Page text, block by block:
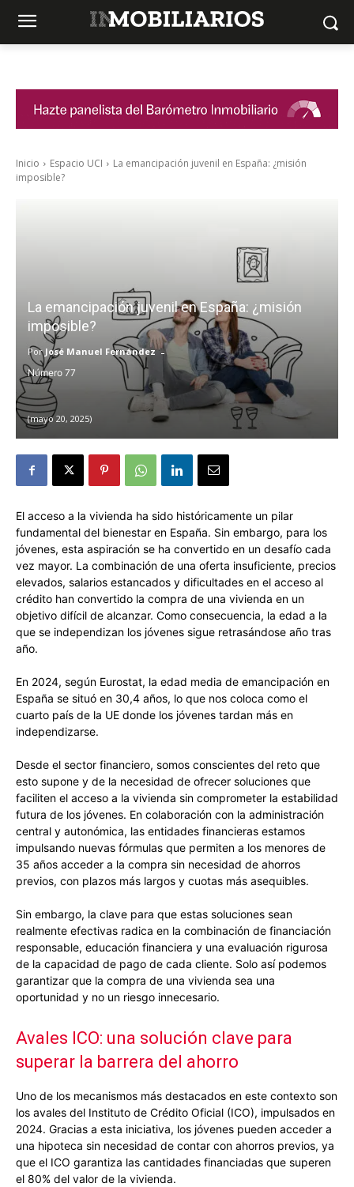
Inicio Espacio UCI
La emancipación juvenil en España: ¿misión
imposible?
La emancipación juvenil en España: ¿misión
imposible?
Por José Manuel Fernández -
77
mayo 20, 2025
El acceso a la vivienda ha sido históricamente un pilar
fundamental del bienestar en España. Sin embargo, para los
jóvenes, esta aspiración se ha convertido en un desafío cada
vez mayor. La combinación de una oferta insuficiente, precios
elevados, salarios estancados y dificultades en el acceso al
crédito han convertido la compra de una vivienda en un
objetivo difícil de alcanzar. Como consecuencia, la edad a la
que se independizan los jóvenes sigue retrasándose año tras
año.
En 2024, según Eurostat, la edad media de emancipación en
España se situó en 30,4 años, lo que nos coloca como el
cuarto país de la UE donde los jóvenes tardan más en
independizarse.
Desde el sector financiero, somos conscientes del reto que
esto supone y de la necesidad de ofrecer soluciones que
faciliten el acceso a la vivienda sin comprometer la estabilidad
futura de los jóvenes. En colaboración con la administración
central y autonómica, las entidades financieras estamos
impulsando nuevas fórmulas que permiten a los menores de
35 años acceder a la compra sin necesidad de ahorros
previos, con plazos más largos y cuotas más asequibles.
Sin embargo, la clave para que estas soluciones sean
realmente efectivas radica en la combinación de financiación
responsable, educación financiera y una evaluación rigurosa
de la capacidad de pago de cada cliente. Solo así podemos
garantizar que la compra de una vivienda sea una
oportunidad y no un riesgo innecesario.
Avales ICO: una solución clave para
superar la barrera del ahorro
Uno de los mecanismos más destacados en este contexto son
los avales del Instituto de Crédito Oficial (ICO), impulsados en
2024. Gracias a esta iniciativa, los jóvenes pueden acceder a
una hipoteca sin necesidad de contar con ahorros previos, ya
que el ICO garantiza las cantidades financiadas que superen
el 80% del valor de la vivienda.